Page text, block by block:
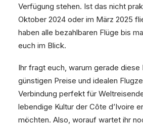
Verfügung stehen. Ist das nicht
Oktober 2024 oder im März 2025
haben alle bezahlbaren Flüge bis
euch im Blick.
Ihr fragt euch, warum gerade diese
günstigen Preise und idealen
Verbindung perfekt für
lebendige Kultur der Côte d’Ivoire
möchten. Also, worauf wartet ihr